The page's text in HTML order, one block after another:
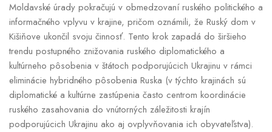
Moldavské úrady pokračujú v obmedzovaní ruského politického a
informačného vplyvu v krajine, pričom oznámili, že Ruský dom v
Kišiňove ukončil svoju činnosť. Tento krok zapadá do širšieho
trendu postupného znižovania ruského diplomatického a
kultúrneho pôsobenia v štátoch podporujúcich Ukrajinu v rámci
eliminácie hybridného pôsobenia Ruska (v týchto krajinách sú
diplomatické a kultúrne zastúpenia často centrom koordinácie
ruského zasahovania do vnútorných záležitosti krajín
podporujúcich Ukrajinu ako aj ovplyvňovania ich obyvateľstva).